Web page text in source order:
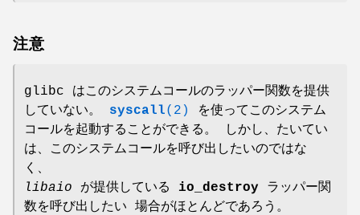
注意
glibc はこのシステムコールのラッパー関数を提供
していない。 syscall(2)
を使ってこのシステム
コールを起動することができる。 しかし、たいてい
は、このシステムコールを呼び出したいのではな
く、
libaio が提供している io_destroy ラッパー関
数を呼び出したい 場合がほとんどであろう。